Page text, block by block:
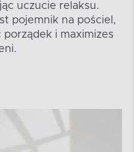
uczucie relaksu.
pojemnik na pościel,
i maximizes